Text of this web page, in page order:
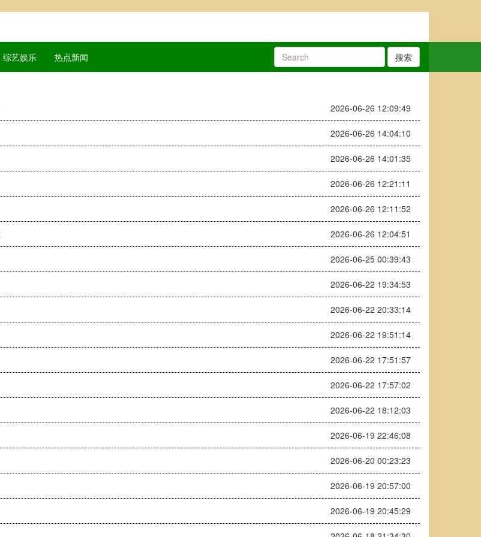
综艺娱乐 热点新闻 搜索
2026-06-26 12:09:49
2026-06-26 14:04:10
2026-06-26 14:01:35
2026-06-26 12:21:11
2026-06-26 12:11:52
2026-06-26 12:04:51
2026-06-25 00:39:43
2026-06-22 19:34:53
2026-06-22 20:33:14
2026-06-22 19:51:14
2026-06-22 17:51:57
2026-06-22 17:57:02
2026-06-22 18:12:03
2026-06-19 22:46:08
2026-06-20 00:23:23
2026-06-19 20:57:00
2026-06-19 20:45:29